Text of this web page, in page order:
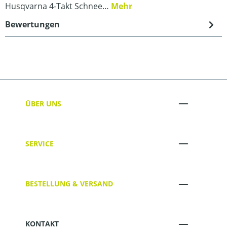
Husqvarna 4-Takt Schnee… Mehr
Bewertungen
ÜBER UNS
SERVICE
BESTELLUNG & VERSAND
KONTAKT